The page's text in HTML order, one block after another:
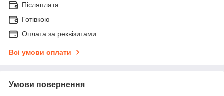
Післяплата
Готівкою
Оплата за реквізитами
Всі умови оплати
Умови повернення